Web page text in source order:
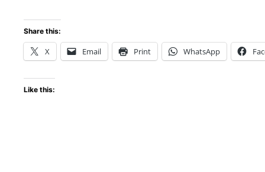
Share this:
X Email Print WhatsApp
Like this: